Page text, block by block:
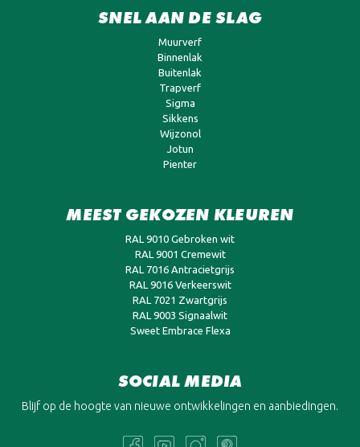
SNEL AAN DE SLAG
Muurverf
Binnenlak
Buitenlak
Trapverf
Sigma
Sikkens
Wijzonol
Jotun
Pienter
MEEST GEKOZEN KLEUREN
RAL 9010 Gebroken wit
RAL 9001 Cremewit
RAL 7016 Antracietgrijs
RAL 9016 Verkeerswit
RAL 7021 Zwartgrijs
RAL 9003 Signaalwit
Sweet Embrace Flexa
SOCIAL MEDIA
Blijf op de hoogte van nieuwe ontwikkelingen en aanbiedingen.